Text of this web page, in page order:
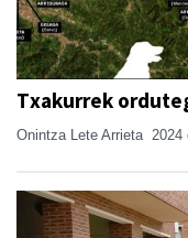
Txakurrek
Onintza Lete Arrieta 2024